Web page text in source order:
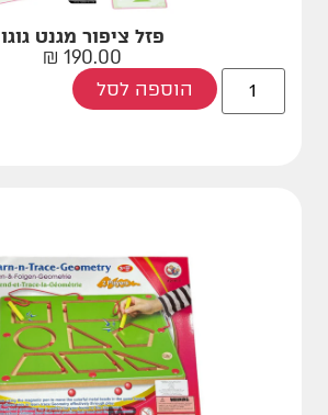
פזל ציפור מגנט גוגו
190.00
₪
הוספה לסל